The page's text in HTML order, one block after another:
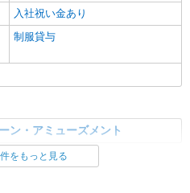
入社祝い金あり
制服貸与
ン・アミューズメント
をもっと見る